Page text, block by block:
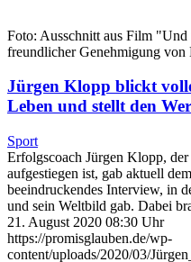
Foto: Ausschnitt aus Film
freundlicher Genehmigung
Jürgen Klopp blickt
Leben und stellt den
Sport
Erfolgscoach Jürgen Klopp,
aufgestiegen ist, gab aktuell
beeindruckendes Interview, in
und sein Weltbild gab. Dabei
21. August 2020 08:30 Uhr
https://promisglauben.de/wp-
content/uploads/2020/03/